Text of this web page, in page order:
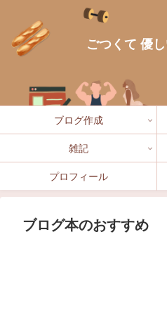
ごつくて 優
ブログ作成
雑記
プロフィール
ブログ本のおすすめ